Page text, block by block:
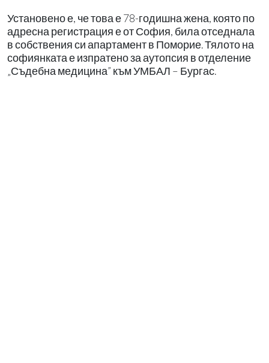
Установено е, че това е 78-годишна жена, която по
адресна регистрация е от София, била отседнала
в собствения си апартамент в Поморие. Тялото на
софиянката е изпратено за аутопсия в отделение
„Съдебна медицина” към УМБАЛ – Бургас.